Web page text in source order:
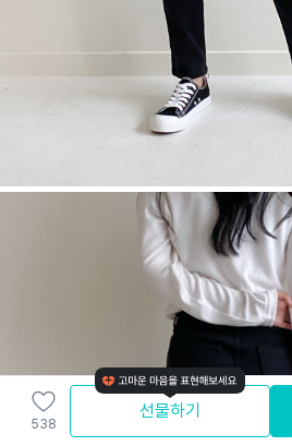
538
선물하기